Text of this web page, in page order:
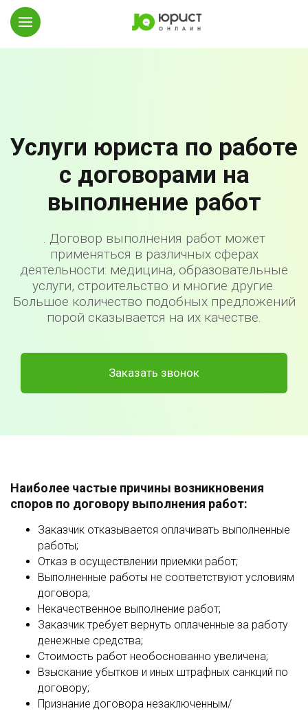
Услуги юриста по работе
с договорами на
выполнение работ
. Договор выполнения работ может
применяться в различных сферах
деятельности: медицина, образовательные
услуги, строительство и многие другие.
Большое количество подобных предложений
порой сказывается на их качестве.
Заказать звонок
Наиболее частые причины возникновения
споров по договору выполнения работ:
Заказчик отказывается оплачивать выполненные
работы;
Отказ в осуществлении приемки работ;
Выполненные работы не соответствуют условиям
договора;
Некачественное выполнение работ;
Заказчик требует вернуть оплаченные за работу
денежные средства;
Стоимость работ необоснованно увеличена;
Взыскание убытков и иных штрафных санкций по
договору;
Признание договора незаключенным/